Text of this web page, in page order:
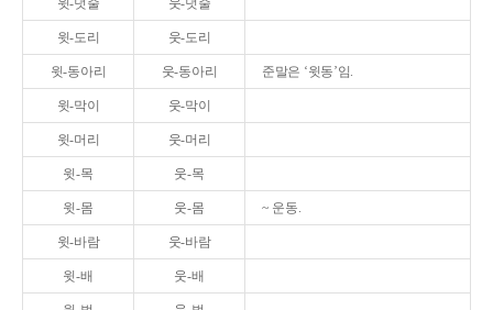
윗-덧줄 웃-덧줄
윗-도리 웃-도리
윗-동아리 웃-동아리 준말은 ‘윗동’임.
윗-막이 웃-막이
윗-머리 웃-머리
윗-목 웃-목
윗-몸 웃-몸 ~ 운동.
윗-바람 웃-바람
윗-배 웃-배